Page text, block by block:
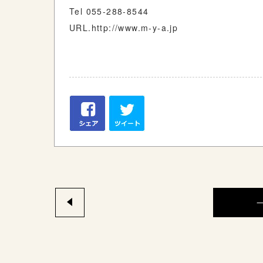
Tel 055-288-8544
URL.http://www.m-y-a.jp